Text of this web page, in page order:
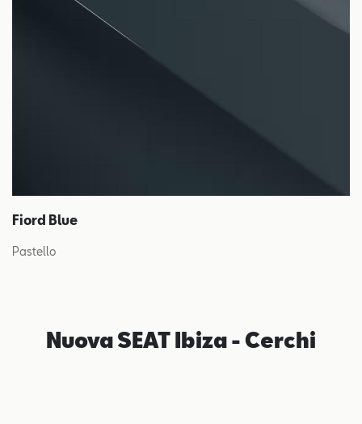
Fiord Blue
Pastello
Nuova SEAT Ibiza - Cerchi